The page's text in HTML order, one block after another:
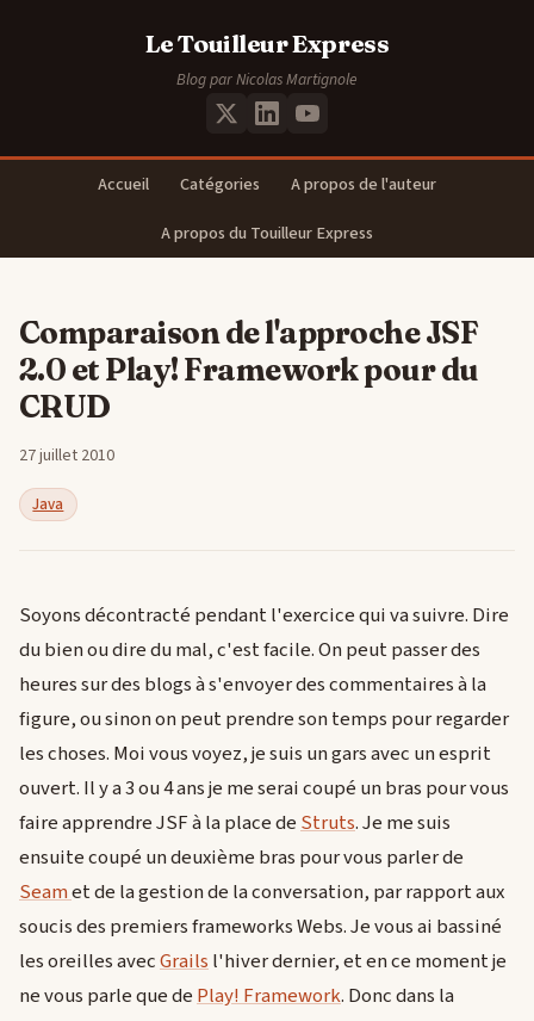
Le Touilleur Express
Blog par Nicolas Martignole
Accueil Catégories
A propos de l'auteur
A propos du Touilleur Express
Comparaison de l'approche JSF
2.0 et Play! Framework pour du
CRUD
27 juillet 2010
Java
Soyons décontracté pendant l'exercice qui va suivre. Dire
du bien ou dire du mal, c'est facile. On peut passer des
heures sur des blogs à s'envoyer des commentaires à la
figure, ou sinon on peut prendre son temps pour regarder
les choses. Moi vous voyez, je suis un gars avec un esprit
ouvert. Il y a 3 ou 4 ans je me serai coupé un bras pour vous
faire apprendre JSF à la place deStruts. Je me suis
ensuite coupé un deuxième bras pour vous parler de
Seamet de la gestion de la conversation, par rapport aux
soucis des premiers frameworks Webs. Je vous ai bassiné
les oreilles avecGrailsl'hiver dernier, et en ce moment je
ne vous parle que dePlay! Framework. Donc dans la